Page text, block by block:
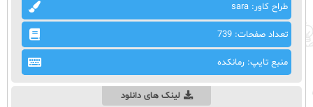
طراح کاور: sara
تعداد صفحات: 739
منبع تایپ: رمانکده
لینک های دانلود